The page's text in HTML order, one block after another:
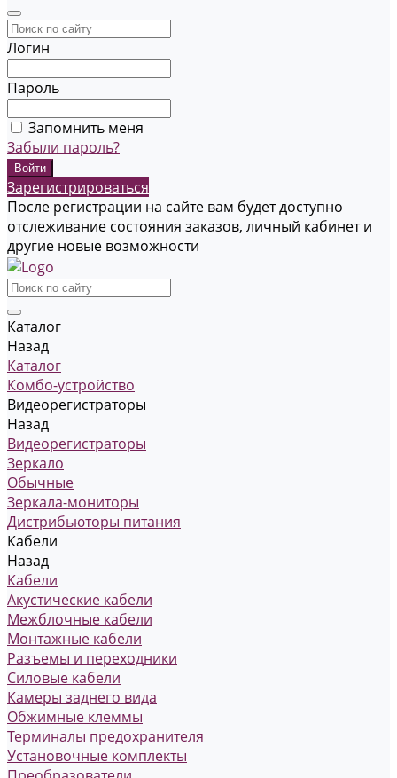
Логин
Пароль
Запомнить меня
Забыли пароль?
Зарегистрироваться
После регистрации на сайте вам будет доступно
отслеживание состояния заказов, личный кабинет и
другие новые возможности
Каталог
Назад
Каталог
Комбо-устройство
Видеорегистраторы
Назад
Видеорегистраторы
Зеркало
Обычные
Зеркала-мониторы
Дистрибьюторы питания
Кабели
Назад
Кабели
Акустические кабели
Межблочные кабели
Монтажные кабели
Разъемы и переходники
Силовые кабели
Камеры заднего вида
Обжимные клеммы
Терминалы предохранителя
Установочные комплекты